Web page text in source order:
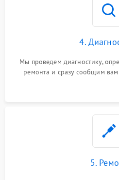
4.
Мы проведем диагностику,
ремонта и сразу сообщим
5.